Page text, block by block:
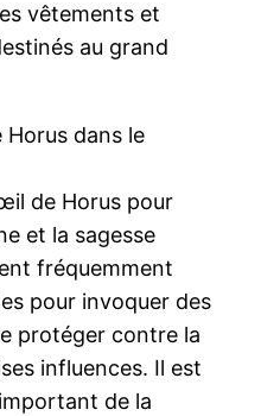
vêtements et
au grand
Horus dans le
de Horus pour
et la sagesse
fréquemment
pour invoquer des
protéger contre la
influences. Il est
de la